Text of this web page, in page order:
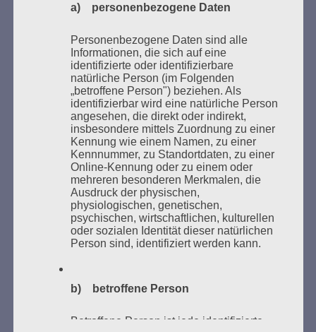
Donnerstag, 21. Mai 2026, 11 – 18 Uhr
Zum 26. Mal gibt es eine Marathonlesung anlässlich
des Gedenkens an die Verbrennung von Büchern am
Kaifu-Ufer – genau an dem Ort, wo im Mai 1933 NS-
Studentenorganisationen und Burschenschaftler
Bücher verbrannten.
Weitere Informationen:lesezeichen-setzen.de
UNSERER NACHBARSCHAFT
a) personenbezogene Daten
Personenbezogene Daten sind alle
Informationen, die sich auf eine
identifizierte oder identifizierbare
natürliche Person (im Folgenden
„betroffene Person") beziehen. Als
identifizierbar wird eine natürliche Person
angesehen, die direkt oder indirekt,
insbesondere mittels Zuordnung zu einer
Kennung wie einem Namen, zu einer
Kennnummer, zu Standortdaten, zu einer
Online-Kennung oder zu einem oder
mehreren besonderen Merkmalen, die
Ausdruck der physischen,
physiologischen, genetischen,
psychischen, wirtschaftlichen, kulturellen
oder sozialen Identität dieser natürlichen
Person sind, identifiziert werden kann.
b) betroffene Person
Betroffene Person ist jede identifizierte